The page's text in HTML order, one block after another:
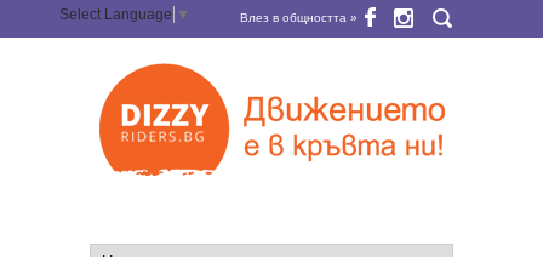
Select Language ▼ Влез в общността »